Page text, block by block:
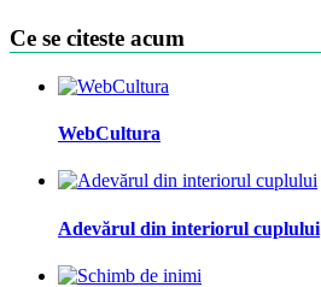
Ce se citeste acum
WebCultura
Adevărul din interiorul cuplului